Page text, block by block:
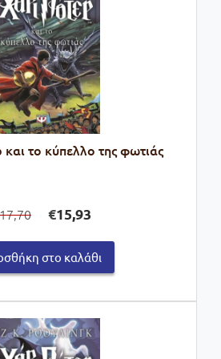
το κύπελλο της φωτιάς
price
was:
€17,70.
€15,93
τιμή
είναι:
€15,93.
στο καλάθι